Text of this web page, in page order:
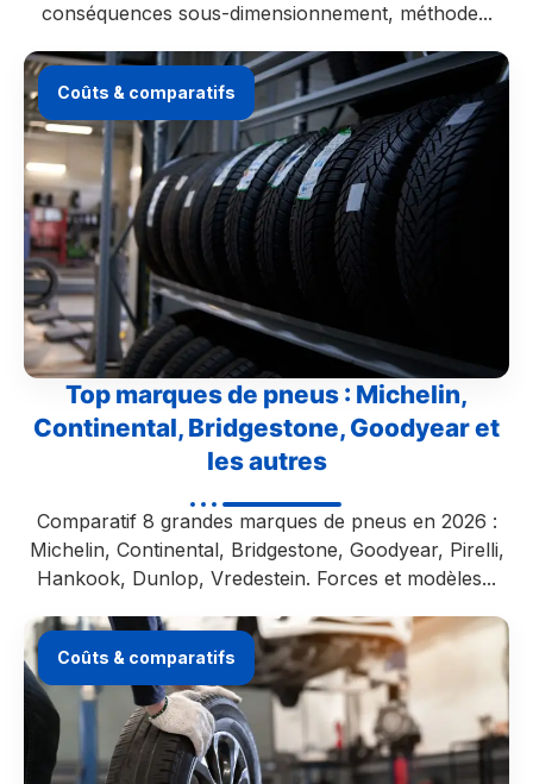
conséquences sous-dimensionnement, méthode...
Coûts & comparatifs
Top marques de pneus : Michelin,
Continental, Bridgestone, Goodyear et
les autres
Comparatif 8 grandes marques de pneus en 2026 :
Michelin, Continental, Bridgestone, Goodyear, Pirelli,
Hankook, Dunlop, Vredestein. Forces et modèles...
Coûts & comparatifs